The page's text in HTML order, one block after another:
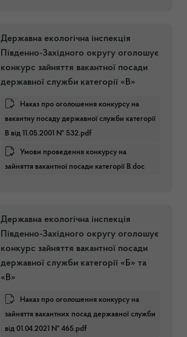
Державна екологічна інспекція
Південно-Західного округу оголошує
конкурс зайняття вакантної посади
державної служби категорії «В»
Наказ про оголошення конкурсу на
вакантну посаду державної служби категорії
В від 11.05.2001 № 532.pdf
Умови проведення конкурсу на
зайняття вакантної посади категорії В.doc
Державна екологічна інспекція
Південно-Західного округу оголошує
конкурс зайняття вакантної посади
державної служби категорії «Б» та
«В»
Наказ про оголошення конкурсу на
зайняття вакантних посад державної служби
від 01.04.2021 № 465.pdf